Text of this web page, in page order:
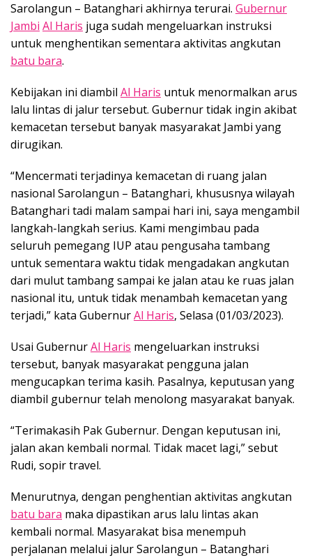
Sarolangun – Batanghari akhirnya terurai. Gubernur
Jambi Al Haris juga sudah mengeluarkan instruksi
untuk menghentikan sementara aktivitas angkutan
batu bara.
Kebijakan ini diambil Al Haris untuk menormalkan arus
lalu lintas di jalur tersebut. Gubernur tidak ingin akibat
kemacetan tersebut banyak masyarakat Jambi yang
dirugikan.
“Mencermati terjadinya kemacetan di ruang jalan
nasional Sarolangun – Batanghari, khususnya wilayah
Batanghari tadi malam sampai hari ini, saya mengambil
langkah-langkah serius. Kami mengimbau pada
seluruh pemegang IUP atau pengusaha tambang
untuk sementara waktu tidak mengadakan angkutan
dari mulut tambang sampai ke jalan atau ke ruas jalan
nasional itu, untuk tidak menambah kemacetan yang
terjadi,” kata GubernurAl Haris, Selasa (01/03/2023).
Usai GubernurAl Haris mengeluarkan instruksi
tersebut, banyak masyarakat pengguna jalan
mengucapkan terima kasih. Pasalnya, keputusan yang
diambil gubernur telah menolong masyarakat banyak.
“Terimakasih Pak Gubernur. Dengan keputusan ini,
jalan akan kembali normal. Tidak macet lagi,” sebut
Rudi, sopir travel.
Menurutnya, dengan penghentian aktivitas angkutan
batu bara maka dipastikan arus lalu lintas akan
kembali normal. Masyarakat bisa menempuh
perjalanan melalui jalur Sarolangun – Batanghari